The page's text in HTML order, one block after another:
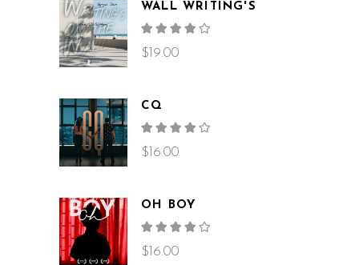
WALL WRITING'S
4.00
of 5
$ 19.00
CQ
4.00
of 5
$ 16.00
OH BOY
4.00
of 5
$ 16.00